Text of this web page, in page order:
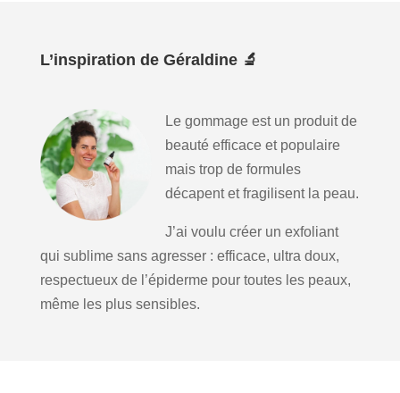
L’inspiration de Géraldine 🔬
Le gommage est un produit de
beauté efficace et populaire
mais trop de formules
décapent et fragilisent la peau.
J’ai voulu créer un exfoliant
qui sublime sans agresser : efficace, ultra doux,
respectueux de l’épiderme pour toutes les peaux,
même les plus sensibles.